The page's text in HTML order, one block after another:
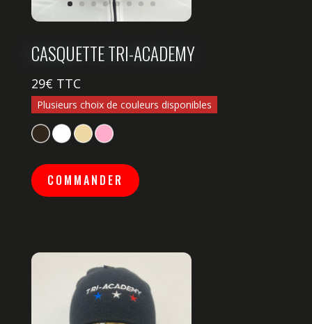
CASQUETTE TRI-ACADEMY
29€ TTC
Plusieurs choix de couleurs disponibles
COMMANDER